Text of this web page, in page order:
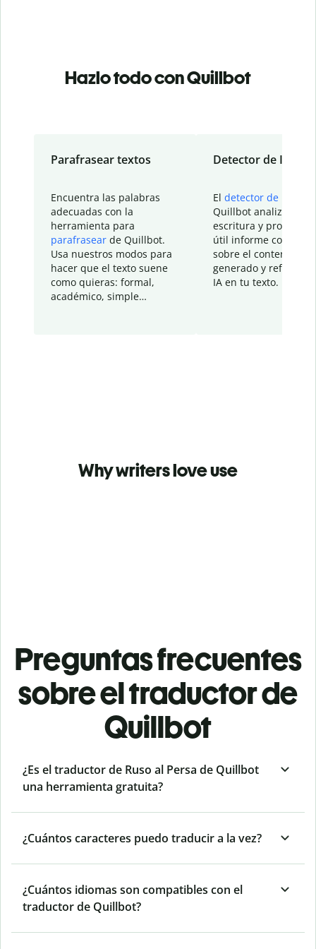
Hazlo todo con Quillbot
Parafrasear textos
Encuentra las palabras
adecuadas con la
herramienta para
parafrasear de Quillbot.
Usa nuestros modos para
hacer que el texto suene
como quieras: formal,
académico, simple…
Detector de IA
El detector de IA
Quillbot analiza tu
escritura y
útil informe con
sobre el contenido
generado y refinado
IA en tu texto.
Why writers love use
Preguntas frecuentes
sobre el traductor de
Quillbot
¿Es el traductor de Ruso al Persa de Quillbot
una herramienta gratuita?
¿Cuántos caracteres puedo traducir a la vez?
¿Cuántos idiomas son compatibles con el
traductor de Quillbot?